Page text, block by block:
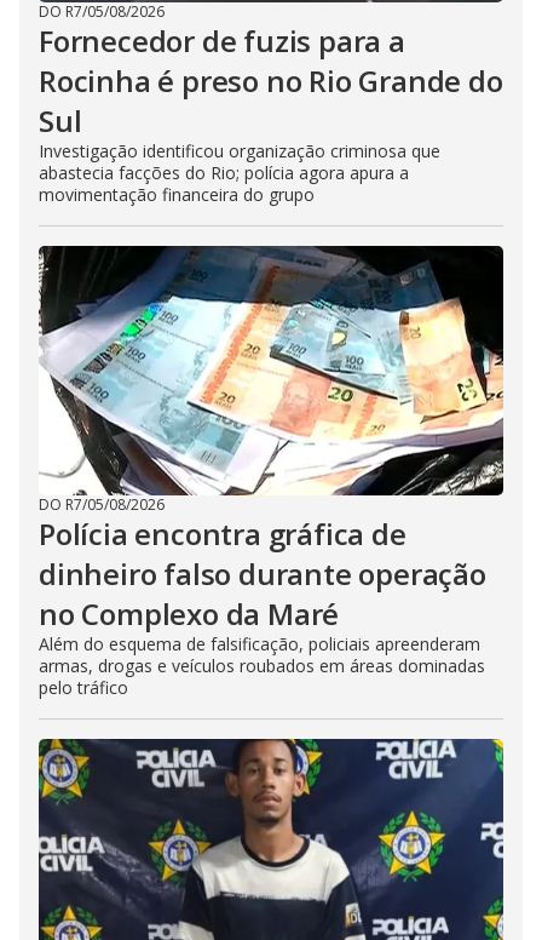
DO R7/05/08/2026
Fornecedor de fuzis para a
Rocinha é preso no Rio Grande do
Sul
Investigação identificou organização criminosa que
abastecia facções do Rio; polícia agora apura a
movimentação financeira do grupo
DO R7/05/08/2026
Polícia encontra gráfica de
dinheiro falso durante operação
no Complexo da Maré
Além do esquema de falsificação, policiais apreenderam
armas, drogas e veículos roubados em áreas dominadas
pelo tráfico